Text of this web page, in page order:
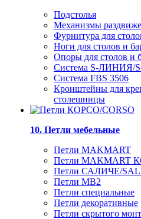
Подстолья
Механизмы
Фурнитура для
Ноги для столов и
Опоры для столов и
Система S-ЛИНИЯ/
Система FBS 3506
Кронштейны для
столешницы
10. Петли мебельные
Петли MAKMART
Петли MAKMART
Петли САЛИЧЕ/
Петли MB2
Петли специальные
Петли декоративные
Петли скрытого